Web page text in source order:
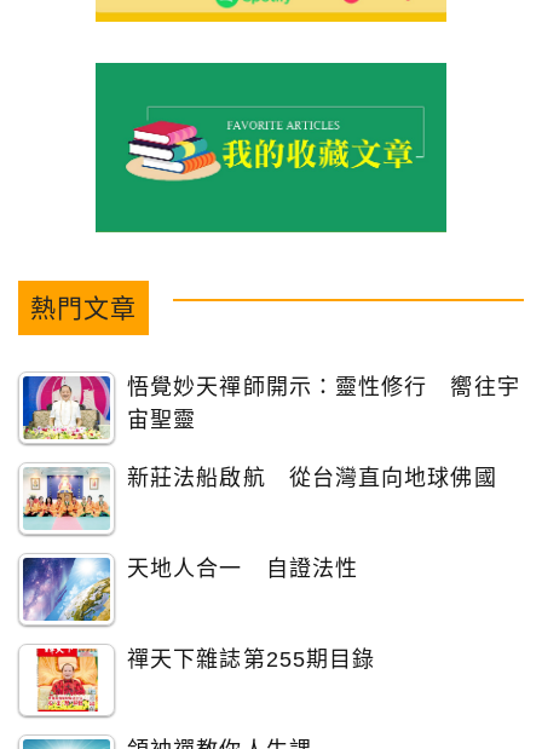
熱門文章
悟覺妙天禪師開示：靈性修行 嚮往宇
宙聖靈
新莊法船啟航 從台灣直向地球佛國
天地人合一 自證法性
禪天下雜誌第255期目錄